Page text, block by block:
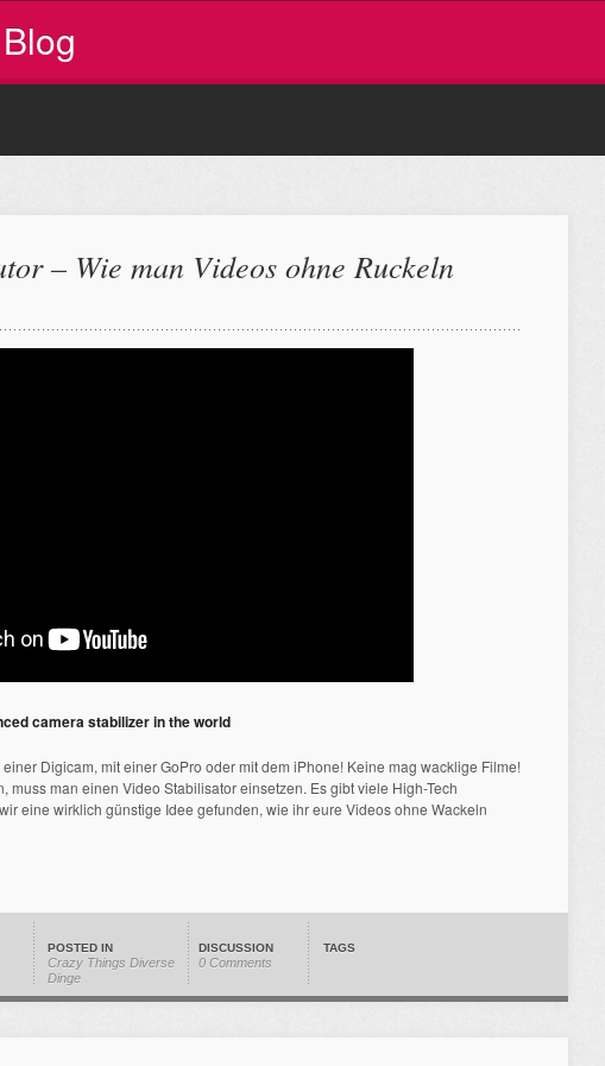
– Wie man Videos ohne Ruckeln
camera stabilizer in the world
Digicam, mit einer GoPro oder mit dem iPhone! Keine mag wacklige Filme!
muss man einen Video Stabilisator einsetzen. Es gibt viele High-Tech
eine wirklich günstige Idee gefunden, wie ihr eure Videos ohne Wackeln
POSTED IN
Crazy Things Diverse
Dinge
DISCUSSION
0 Comments
TAGS